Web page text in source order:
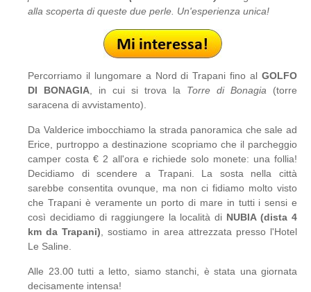
alla scoperta di queste due perle. Un'esperienza unica!
Percorriamo il lungomare a Nord di Trapani fino al GOLFO
DI BONAGIA , in cui si trova la Torre di Bonagia (torre
saracena di avvistamento).
Da Valderice imbocchiamo la strada panoramica che sale ad
Erice, purtroppo a destinazione scopriamo che il parcheggio
camper costa € 2 all'ora e richiede solo monete: una follia!
Decidiamo di scendere a Trapani. La sosta nella città
sarebbe consentita ovunque, ma non ci fidiamo molto visto
che Trapani è veramente un porto di mare in tutti i sensi e
così decidiamo di raggiungere la località di NUBIA (dista 4
km da Trapani) , sostiamo in area attrezzata presso l'Hotel
Le Saline.
Alle 23.00 tutti a letto, siamo stanchi, è stata una giornata
decisamente intensa!